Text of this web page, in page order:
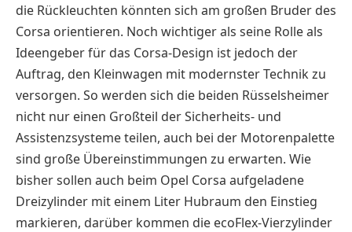
die Rückleuchten könnten sich am großen Bruder des
Corsa orientieren. Noch wichtiger als seine Rolle als
Ideengeber für das Corsa-Design ist jedoch der
Auftrag, den Kleinwagen mit modernster Technik zu
versorgen. So werden sich die beiden Rüsselsheimer
nicht nur einen Großteil der Sicherheits- und
Assistenzsysteme teilen, auch bei der Motorenpalette
sind große Übereinstimmungen zu erwarten. Wie
bisher sollen auch beim Opel Corsa aufgeladene
Dreizylinder mit einem Liter Hubraum den Einstieg
markieren, darüber kommen die ecoFlex-Vierzylinder